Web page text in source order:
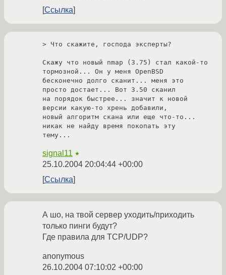
Ссылка
> Что скажите, господа эксперты?
Скажу что новый nmap (3.75) стал какой-то
тормозной... Он у меня OpenBSD
бесконечно долго сканит... меня это
просто достает... Вот 3.50 сканил
на порядок быстрее... значит к новой
версии какую-то хрень добавили,
новый алгоритм скана или еще что-то...
никак не найду время покопать эту
тему...
signal11 ★
25.10.2004 20:04:44 +00:00
Ссылка
А шо, на твой сервер уходить/приходить
только пинги будут?
Где правила для TCP/UDP?
anonymous
26.10.2004 07:10:02 +00:00